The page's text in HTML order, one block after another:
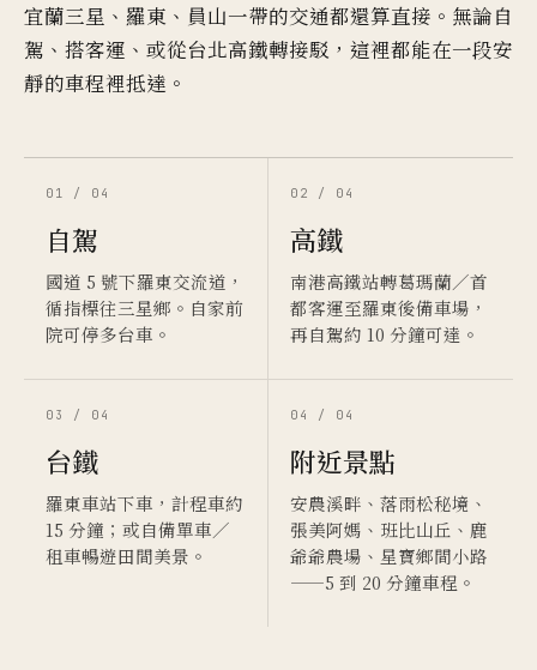
宜蘭三星、羅東、員山一帶的交通都還算直接。無論自
駕、搭客運、或從台北高鐵轉接駁，這裡都能在一段安
靜的車程裡抵達。
01 / 04
自駕
國道 5 號下羅東交流道，
循指標往三星鄉。自家前
院可停多台車。
02 / 04
高鐵
南港高鐵站轉葛瑪蘭／首
都客運至羅東後備車場，
再自駕約 10 分鐘可達。
03 / 04
台鐵
羅東車站下車，計程車約
15 分鐘；或自備單車／
租車暢遊田間美景。
04 / 04
附近景點
安農溪畔、落雨松秘境、
張美阿媽、班比山丘、鹿
爺爺農場、星寶鄉間小路
——5 到 20 分鐘車程。